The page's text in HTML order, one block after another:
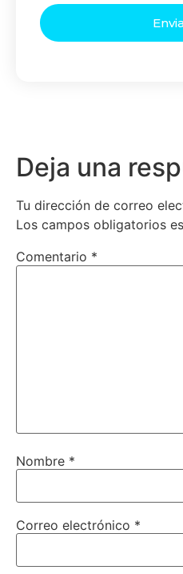
Deja una
Tu dirección de correo
Los campos obligatorios
Comentario *
Nombre *
Correo electrónico *